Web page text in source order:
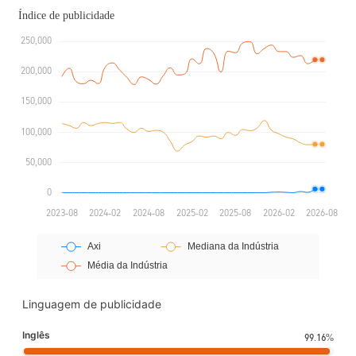
Linguagem de publicidade
Inglês 99.16%